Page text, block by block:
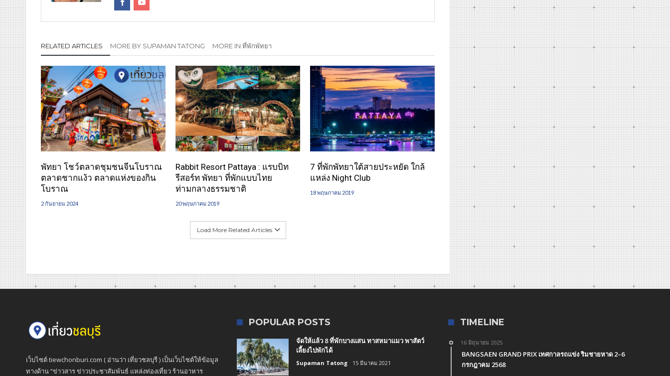
RELATED ARTICLES MORE BY SUPAMAN TATONG MORE IN ที่พักพัทยา
พัทยา โชว์ตลาดชุมชนจีนโบราณ
ตลาดชากแง้ว ตลาดแห่งของกิน
โบราณ
2 กันยายน 2024
Rabbit Resort Pattaya : แรบบิท
รีสอร์ท พัทยา ที่พักแบบไทย
ท่ามกลางธรรมชาติ
20 พฤษภาคม 2019
7 ที่พักพัทยาใต้สายประหยัด ใกล้
แหล่ง Night Club
18 พฤษภาคม 2019
Load More Related Articles
เว็บไซต์ tiewchonburi.com ( อ่านว่า เที่ยวชลบุรี ) เป็นเว็บไซต์ให้ข้อมูล
ทางด้าน “ข่าวสาร ข่าวประชาสัมพันธ์ แหล่งท่องเที่ยว ร้านอาหาร
POPULAR POSTS
จัดให้แล้ว 8 ที่พักบางแสน ทาสหมาแมว พาสัตว์
เลี้ยงไปพักได้
Supaman Tatong 15 มีนาคม 2021
TIMELINE
16 มิถุนายน 2025
BANGSAEN GRAND PRIX เทศกาลรถแข่ง ริมชายหาด 2–6
กรกฎาคม 2568